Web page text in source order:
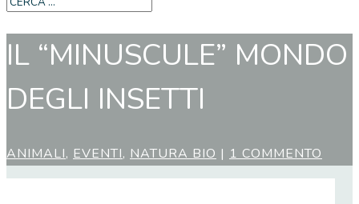
IL “MINUSCULE” MONDO
DEGLI INSETTI
ANIMALI, EVENTI, NATURA BIO | 1 COMMENTO